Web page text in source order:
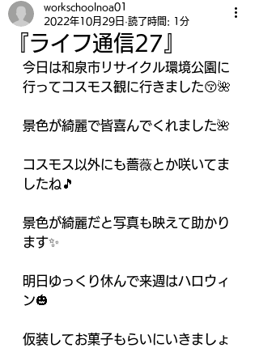
『ライフ通信27』
workschoolnoa01
2022年10月29日 読了時間: 1分
今日は和泉市リサイクル環境公園に
行ってコスモス観に行きました😚🌺
景色が綺麗で皆喜んでくれました🌺
コスモス以外にも薔薇とか咲いてま
したね🎵
景色が綺麗だと写真も映えて助かり
ます✨
明日ゆっくり休んで来週はハロウィ
ン🎃
仮装してお菓子もらいにいきましょ